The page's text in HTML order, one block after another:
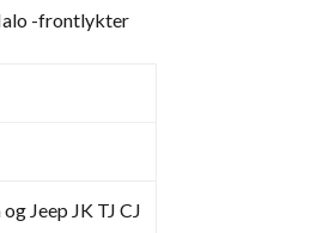
-frontlykter
Jeep JK TJ CJ